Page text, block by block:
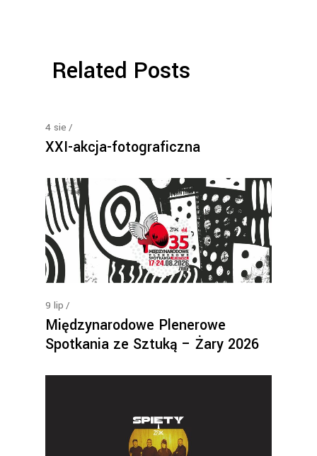
Related Posts
4 sie
XXI-akcja-fotograficzna
9 lip
Międzynarodowe Plenerowe
Spotkania ze Sztuką – Żary 2026